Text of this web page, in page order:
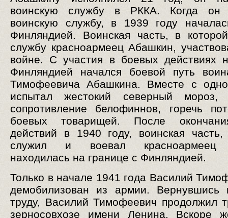
воинскую службу в РККА. Когда он
воинскую службу, в 1939 году
Финляндией. Воинская часть, в
службу красноармеец Абашкин,
войне. С участия в боевых действиях
Финляндией начался боевой путь
Тимофеевича Абашкина. Вместе с
испытал жестокий северный мороз,
сопротивление белофиннов, горечь
боевых товарищей. После
действий в 1940 году, воинская
служил и воевал красноармеец
находилась на границе с Финляндией.
Только в начале 1941 года Василий
демобилизован из армии. Вернувшись
труду, Василий Тимофеевич продолжил
зерносовхозе имени Ленина. Вскоре